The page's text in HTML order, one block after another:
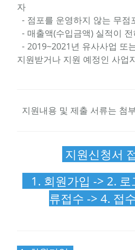
자
- 점포를 운영하지 않는 무점
- 매출액(수입금액) 실적이
- 2019~2021년 유사사업 또
지원받거나 지원 예정인 사업
지원내용 및 제출 서류는 첨
지원신청서
1. 회원가입 -> 2. 로
류접수 -> 4. 접